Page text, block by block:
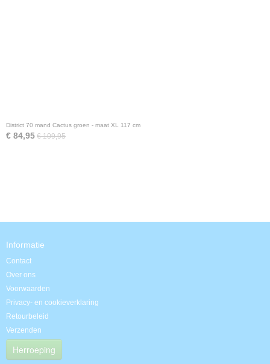
District 70 mand Cactus groen - maat XL 117 cm
€ 84,95 € 109,95
Informatie
Contact
Over ons
Voorwaarden
Privacy- en cookieverklaring
Retourbeleid
Verzenden
Herroeping